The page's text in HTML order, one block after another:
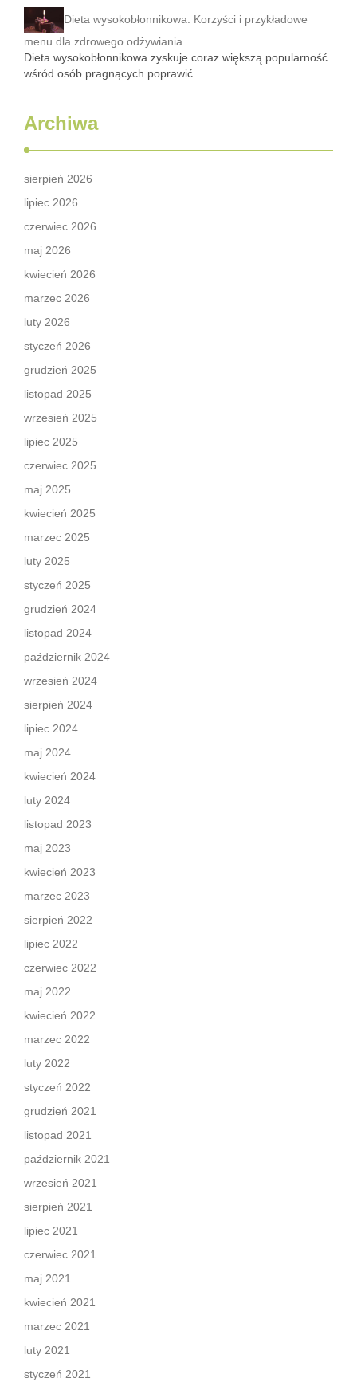
Dieta wysokobłonnikowa: Korzyści i przykładowe
menu dla zdrowego odżywiania
Dieta wysokobłonnikowa zyskuje coraz większą popularność
wśród osób pragnących poprawić …
Archiwa
sierpień 2026
lipiec 2026
czerwiec 2026
maj 2026
kwiecień 2026
marzec 2026
luty 2026
styczeń 2026
grudzień 2025
listopad 2025
wrzesień 2025
lipiec 2025
czerwiec 2025
maj 2025
kwiecień 2025
marzec 2025
luty 2025
styczeń 2025
grudzień 2024
listopad 2024
październik 2024
wrzesień 2024
sierpień 2024
lipiec 2024
maj 2024
kwiecień 2024
luty 2024
listopad 2023
maj 2023
kwiecień 2023
marzec 2023
sierpień 2022
lipiec 2022
czerwiec 2022
maj 2022
kwiecień 2022
marzec 2022
luty 2022
styczeń 2022
grudzień 2021
listopad 2021
październik 2021
wrzesień 2021
sierpień 2021
lipiec 2021
czerwiec 2021
maj 2021
kwiecień 2021
marzec 2021
luty 2021
styczeń 2021